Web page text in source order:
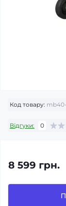
Код товару:
Відгуки: 0
8 599 грн.